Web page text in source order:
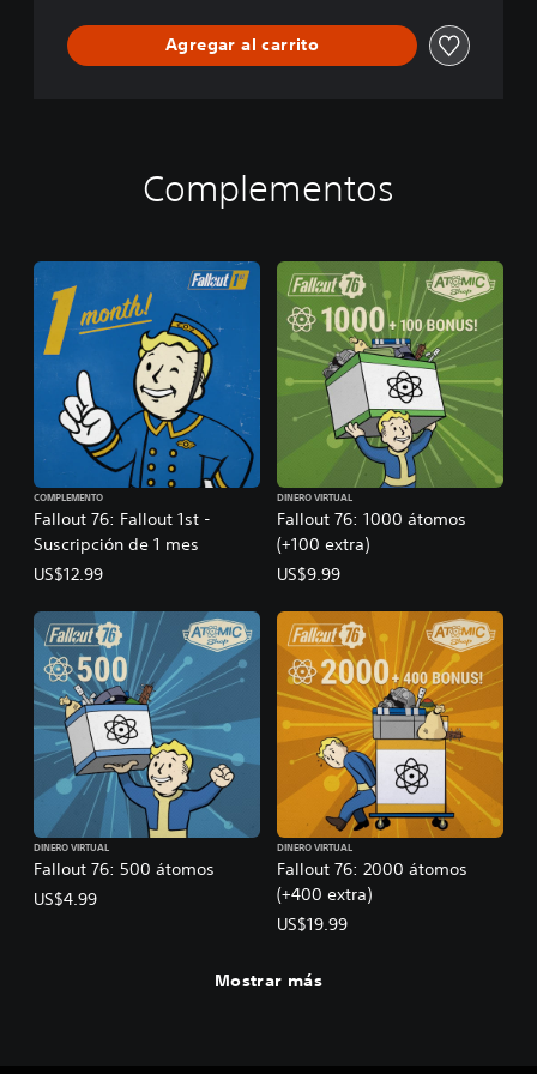
Agregar al carrito
Complementos
Fallout 76: Fallout 1st -
Suscripción de 1 mes
COMPLEMENTO
US$12.99
Fallout 76: 1000 átomos
(+100 extra)
DINERO VIRTUAL
US$9.99
Fallout 76: 500 átomos
DINERO VIRTUAL
US$4.99
Fallout 76: 2000 átomos
(+400 extra)
DINERO VIRTUAL
US$19.99
Mostrar más